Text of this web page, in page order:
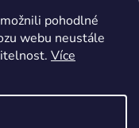
pohodlné
webu neustále
Více